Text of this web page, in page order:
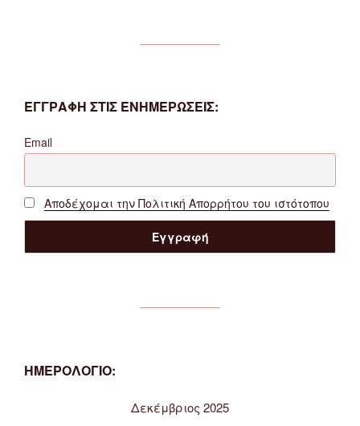
ΕΓΓΡΑΦΗ ΣΤΙΣ ΕΝΗΜΕΡΩΣΕΙΣ:
Email
Αποδέχομαι την Πολιτική Απορρήτου του ιστότοπου
ΗΜΕΡΟΛΟΓΙΟ:
Δεκέμβριος 2025